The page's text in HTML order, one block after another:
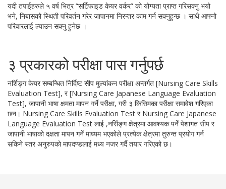
यदी तपाईहरुले ५ वर्ष भित्र “सर्टिफाइड केयर वर्कर” को योग्यता प्राप्त गरिसक्नु भयो
भने, निबासको स्थिती परिवर्तन गरेर जापानमा निरन्तर काम गर्न सक्नुहुन्छ । साथै आफ्नो
परिवारलाई ल्याउन सक्नु हुनेछ ।
३ प्रकारको परीक्षा पास गर्नुपर्छ
नर्शिङ्ग केयर सम्बन्धित निर्दिष्ट सीप मुल्यांकन परीक्षा अन्तर्गत [Nursing Care Skills
Evaluation Test], र [Nursing Care Japanese Language Evaluation
Test], जापानी भाषा क्षमता मापन गर्ने परीक्षा, गरी ३ किसिमका परीक्षा समावेश गरिएका
छन। Nursing Care Skills Evaluation Test र Nursing Care Japanese
Language Evaluation Test लाई ,नर्सिङ्ग क्षेत्रमा आवश्यक पर्ने पेशागत सीप र
जापानी भाषाको दक्षता मापन गर्ने माध्यम भएकोले प्रत्येक क्षेत्रमा तुरुन्त प्रयोग गर्न
सकिने स्तर अनुरुपको मापदण्डलाई मध्य नजर गर्दै तयार गरिएको छ।